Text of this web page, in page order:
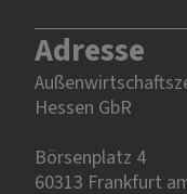
Adresse
Hessen GbR
Börsenplatz 4
60313 Frankfurt